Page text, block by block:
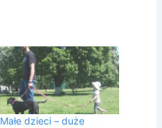
Małe dzieci – duże